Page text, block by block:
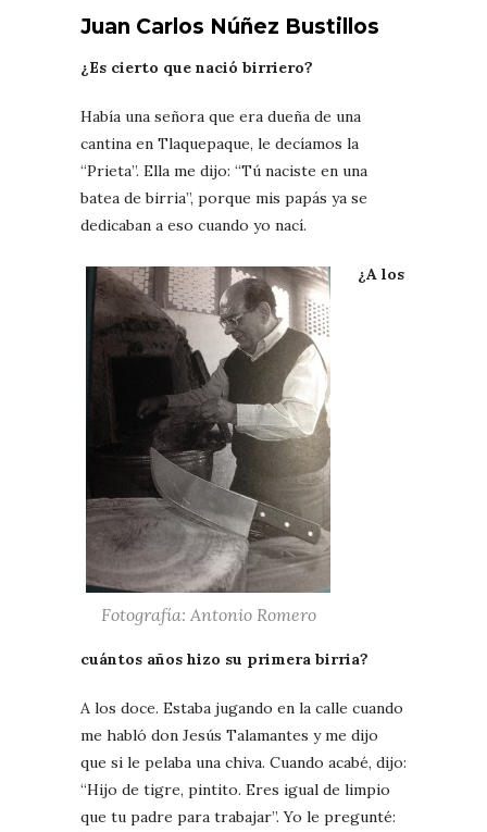
Juan Carlos Núñez Bustillos
¿Es cierto que nació birriero?
Había una señora que era dueña de una
cantina en Tlaquepaque, le decíamos la
“Prieta”. Ella me dijo: “Tú naciste en una
batea de birria”, porque mis papás ya se
dedicaban a eso cuando yo nací.
Fotografía: Antonio Romero
¿A los
cuántos años hizo su primera birria?
A los doce. Estaba jugando en la calle cuando
me habló don Jesús Talamantes y me dijo
que si le pelaba una chiva. Cuando acabé, dijo:
“Hijo de tigre, pintito. Eres igual de limpio
que tu padre para trabajar”. Yo le pregunté: